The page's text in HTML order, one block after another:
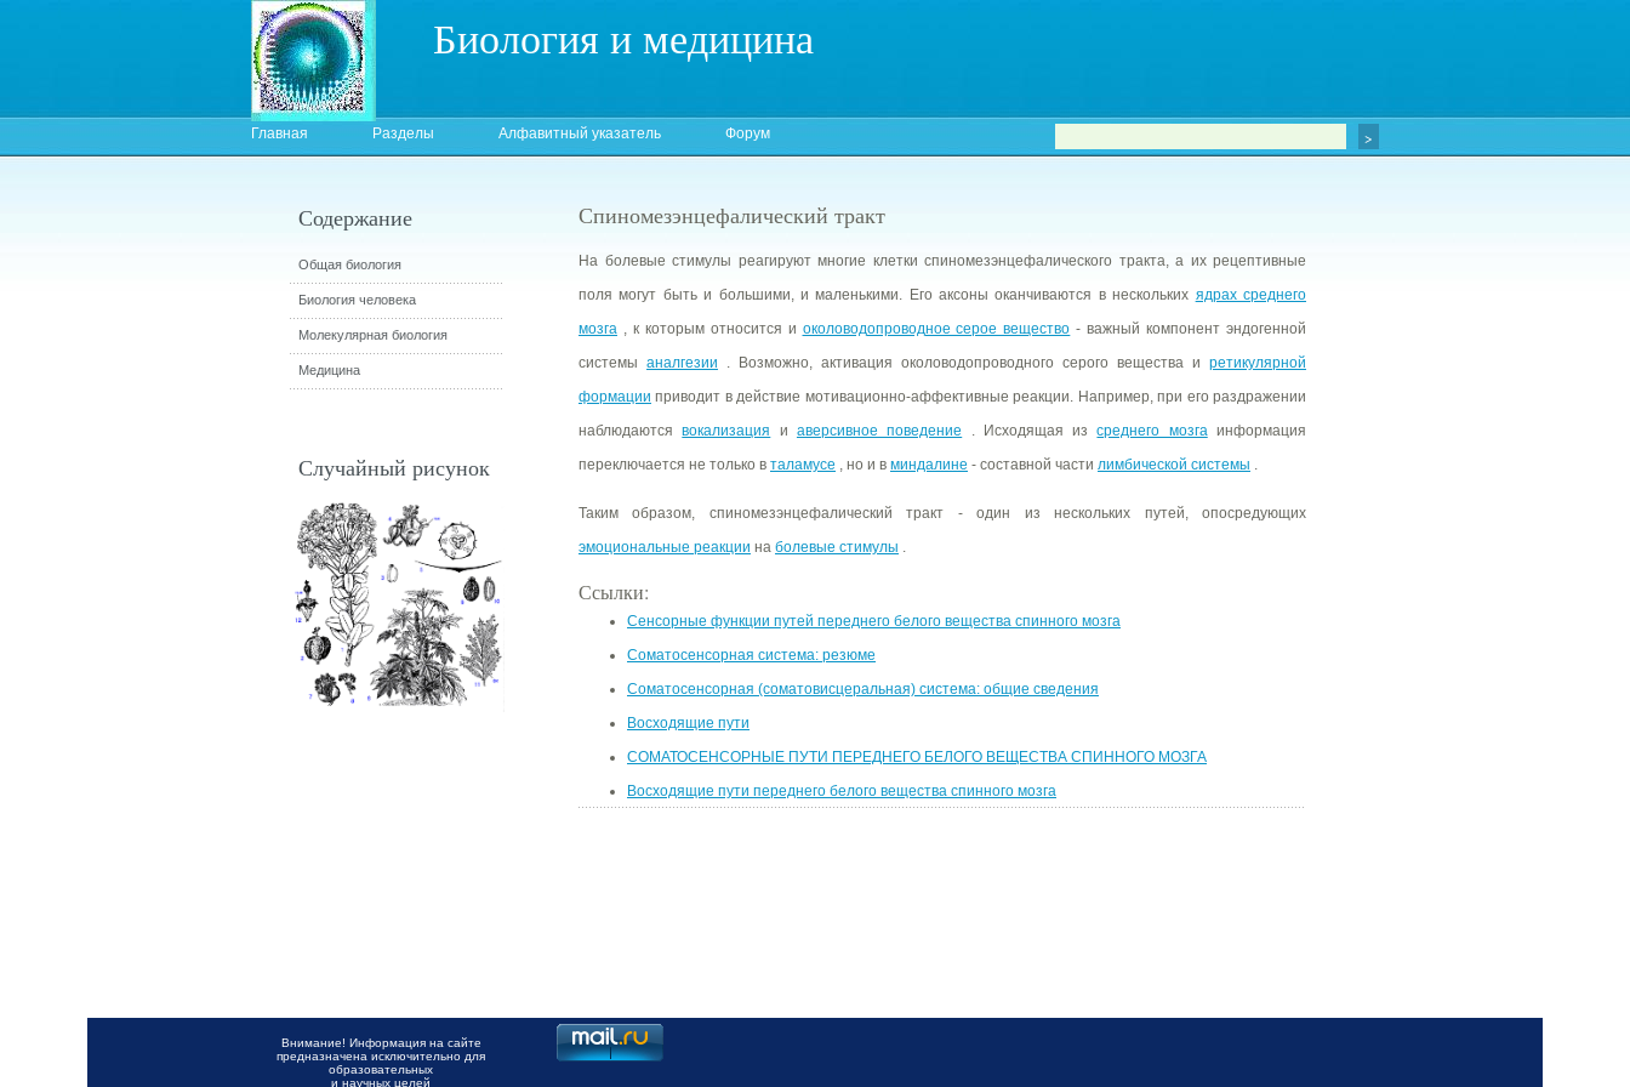
Биология и медицина
Главная Разделы Алфавитный указатель Форум
Спиномезэнцефалический тракт
На болевые стимулы реагируют многие клетки спиномезэнцефалического тракта, а их рецептивные
поля могут быть и большими, и маленькими. Его аксоны оканчиваются в нескольких ядрах среднего
мозга , к которым относится и околоводопроводное серое вещество - важный компонент эндогенной
системы аналгезии . Возможно, активация околоводопроводного серого вещества и ретикулярной
формации приводит в действие мотивационно-аффективные реакции. Например, при его раздражении
наблюдаютсявокализация и аверсивное поведение . Исходящая изсреднего мозгаинформация
переключается не только в таламусе , но и в миндалине - составной части лимбической системы .
Таким образом, спиномезэнцефалический тракт - один из нескольких путей, опосредующих
эмоциональные реакции на болевые стимулы .
Ссылки:
Сенсорные функции путей переднего белого вещества спинного мозга
Соматосенсорная система: резюме
Соматосенсорная (соматовисцеральная) система: общие сведения
Восходящие пути
СОМАТОСЕНСОРНЫЕ ПУТИ ПЕРЕДНЕГО БЕЛОГО ВЕЩЕСТВА СПИННОГО МОЗГА
Восходящие пути переднего белого вещества спинного мозга
Содержание
Общая биология
Биология человека
Молекулярная биология
Медицина
Случайный рисунок
Внимание! Информация на сайте
предназначена исключительно для
образовательных
и научных целей